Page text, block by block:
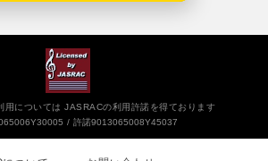
用については JASRACの利用許諾を得ております
許諾9013065008Y45037